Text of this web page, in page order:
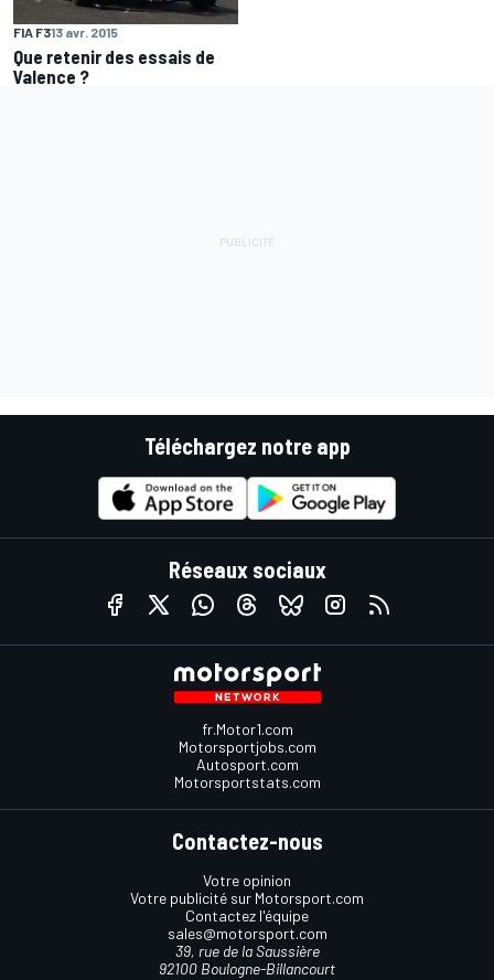
FIA F313 avr. 2015
Que retenir des essais de
Valence ?
Téléchargez notre app
Réseaux sociaux
fr.Motor1.com
Motorsportjobs.com
Autosport.com
Motorsportstats.com
Contactez-nous
Votre opinion
Votre publicité sur Motorsport.com
Contactez l'équipe
sales@motorsport.com
39, rue de la Saussière
92100 Boulogne-Billancourt